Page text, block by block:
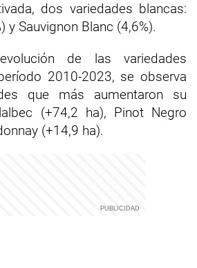
dos variedades blancas:
y Sauvignon Blanc (4,6%).
de las variedades
2010-2023, se observa
que más aumentaron su
(+74,2 ha), Pinot Negro
(+14,9 ha).